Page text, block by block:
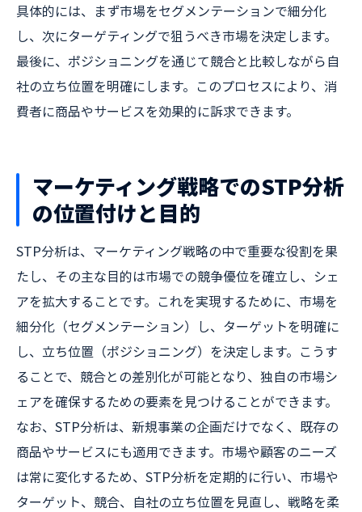
具体的には、まず市場をセグメンテーションで細分化
し、次にターゲティングで狙うべき市場を決定します。
最後に、ポジショニングを通じて競合と比較しながら自
社の立ち位置を明確にします。このプロセスにより、消
費者に商品やサービスを効果的に訴求できます。
マーケティング戦略でのSTP分析
の位置付けと目的
STP分析は、マーケティング戦略の中で重要な役割を果
たし、その主な目的は市場での競争優位を確立し、シェ
アを拡大することです。これを実現するために、市場を
細分化（セグメンテーション）し、ターゲットを明確に
し、立ち位置（ポジショニング）を決定します。こうす
ることで、競合との差別化が可能となり、独自の市場シ
ェアを確保するための要素を見つけることができます。
なお、STP分析は、新規事業の企画だけでなく、既存の
商品やサービスにも適用できます。市場や顧客のニーズ
は常に変化するため、STP分析を定期的に行い、市場や
ターゲット、競合、自社の立ち位置を見直し、戦略を柔